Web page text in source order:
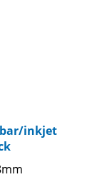
inkjet